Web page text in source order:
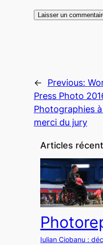
← Previous:
Press Photo
Photographies à
merci du jury
Articles
Iulian Ciobanu :